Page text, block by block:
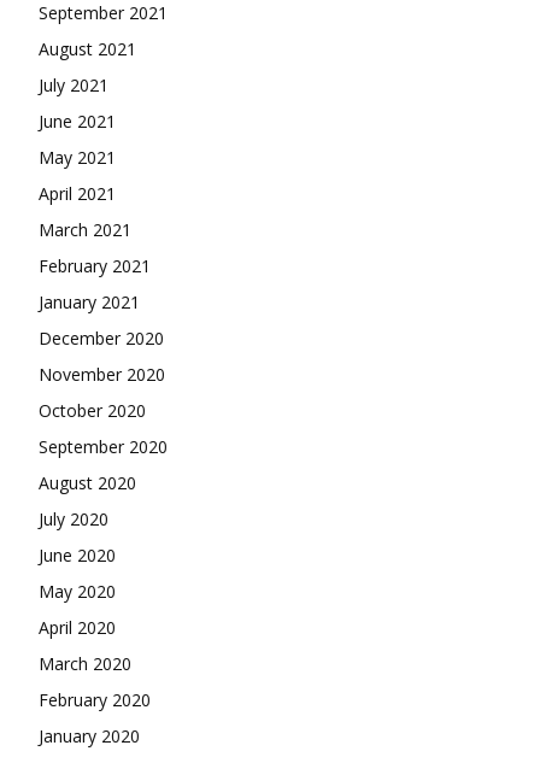
September 2021
August 2021
July 2021
June 2021
May 2021
April 2021
March 2021
February 2021
January 2021
December 2020
November 2020
October 2020
September 2020
August 2020
July 2020
June 2020
May 2020
April 2020
March 2020
February 2020
January 2020